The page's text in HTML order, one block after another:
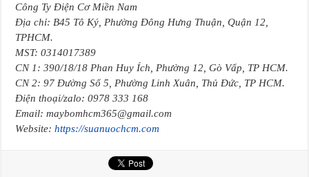
Công Ty Điện Cơ Miền Nam
Địa chỉ: B45 Tô Ký, Phường Đông Hưng Thuận, Quận 12,
TPHCM.
MST: 0314017389
CN 1: 390/18/18 Phan Huy Ích, Phường 12, Gò Vấp, TP HCM.
CN 2: 97 Đường Số 5, Phường Linh Xuân, Thủ Đức, TP HCM.
Điện thoại/zalo: 0978 333 168
Email: maybomhcm365@gmail.com
Website:https://suanuochcm.com